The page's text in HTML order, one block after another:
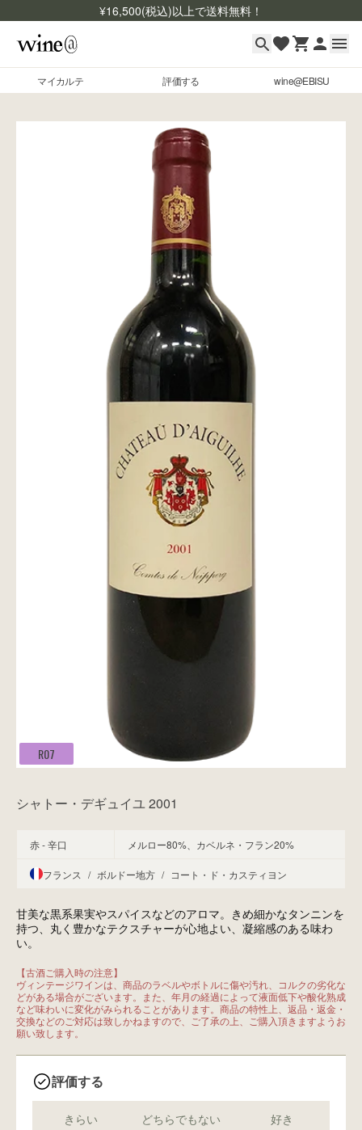
¥16,500(税込)以上で送料無料！
マイカルテ 評価する wine@EBISU
マイカルテ
wine@とは
R07
シャトー・デギュイユ 2001
赤 - 辛口 メルロー80%、カベルネ・フラン20%
フランス / ボルドー地方 / コート・ド・カスティヨン
甘美な黒系果実やスパイスなどのアロマ。きめ細かなタンニンを
持つ、丸く豊かなテクスチャーが心地よい、凝縮感のある味わ
い。
【古酒ご購入時の注意】
ヴィンテージワインは、商品のラベルやボトルに傷や汚れ、コルクの劣化な
どがある場合がございます。また、年月の経過によって液面低下や酸化熟成
など味わいに変化がみられることがあります。商品の特性上、返品・返金・
交換などのご対応は致しかねますので、ご了承の上、ご購入頂きますようお
願い致します。
評価する
きらい どちらでもない 好き